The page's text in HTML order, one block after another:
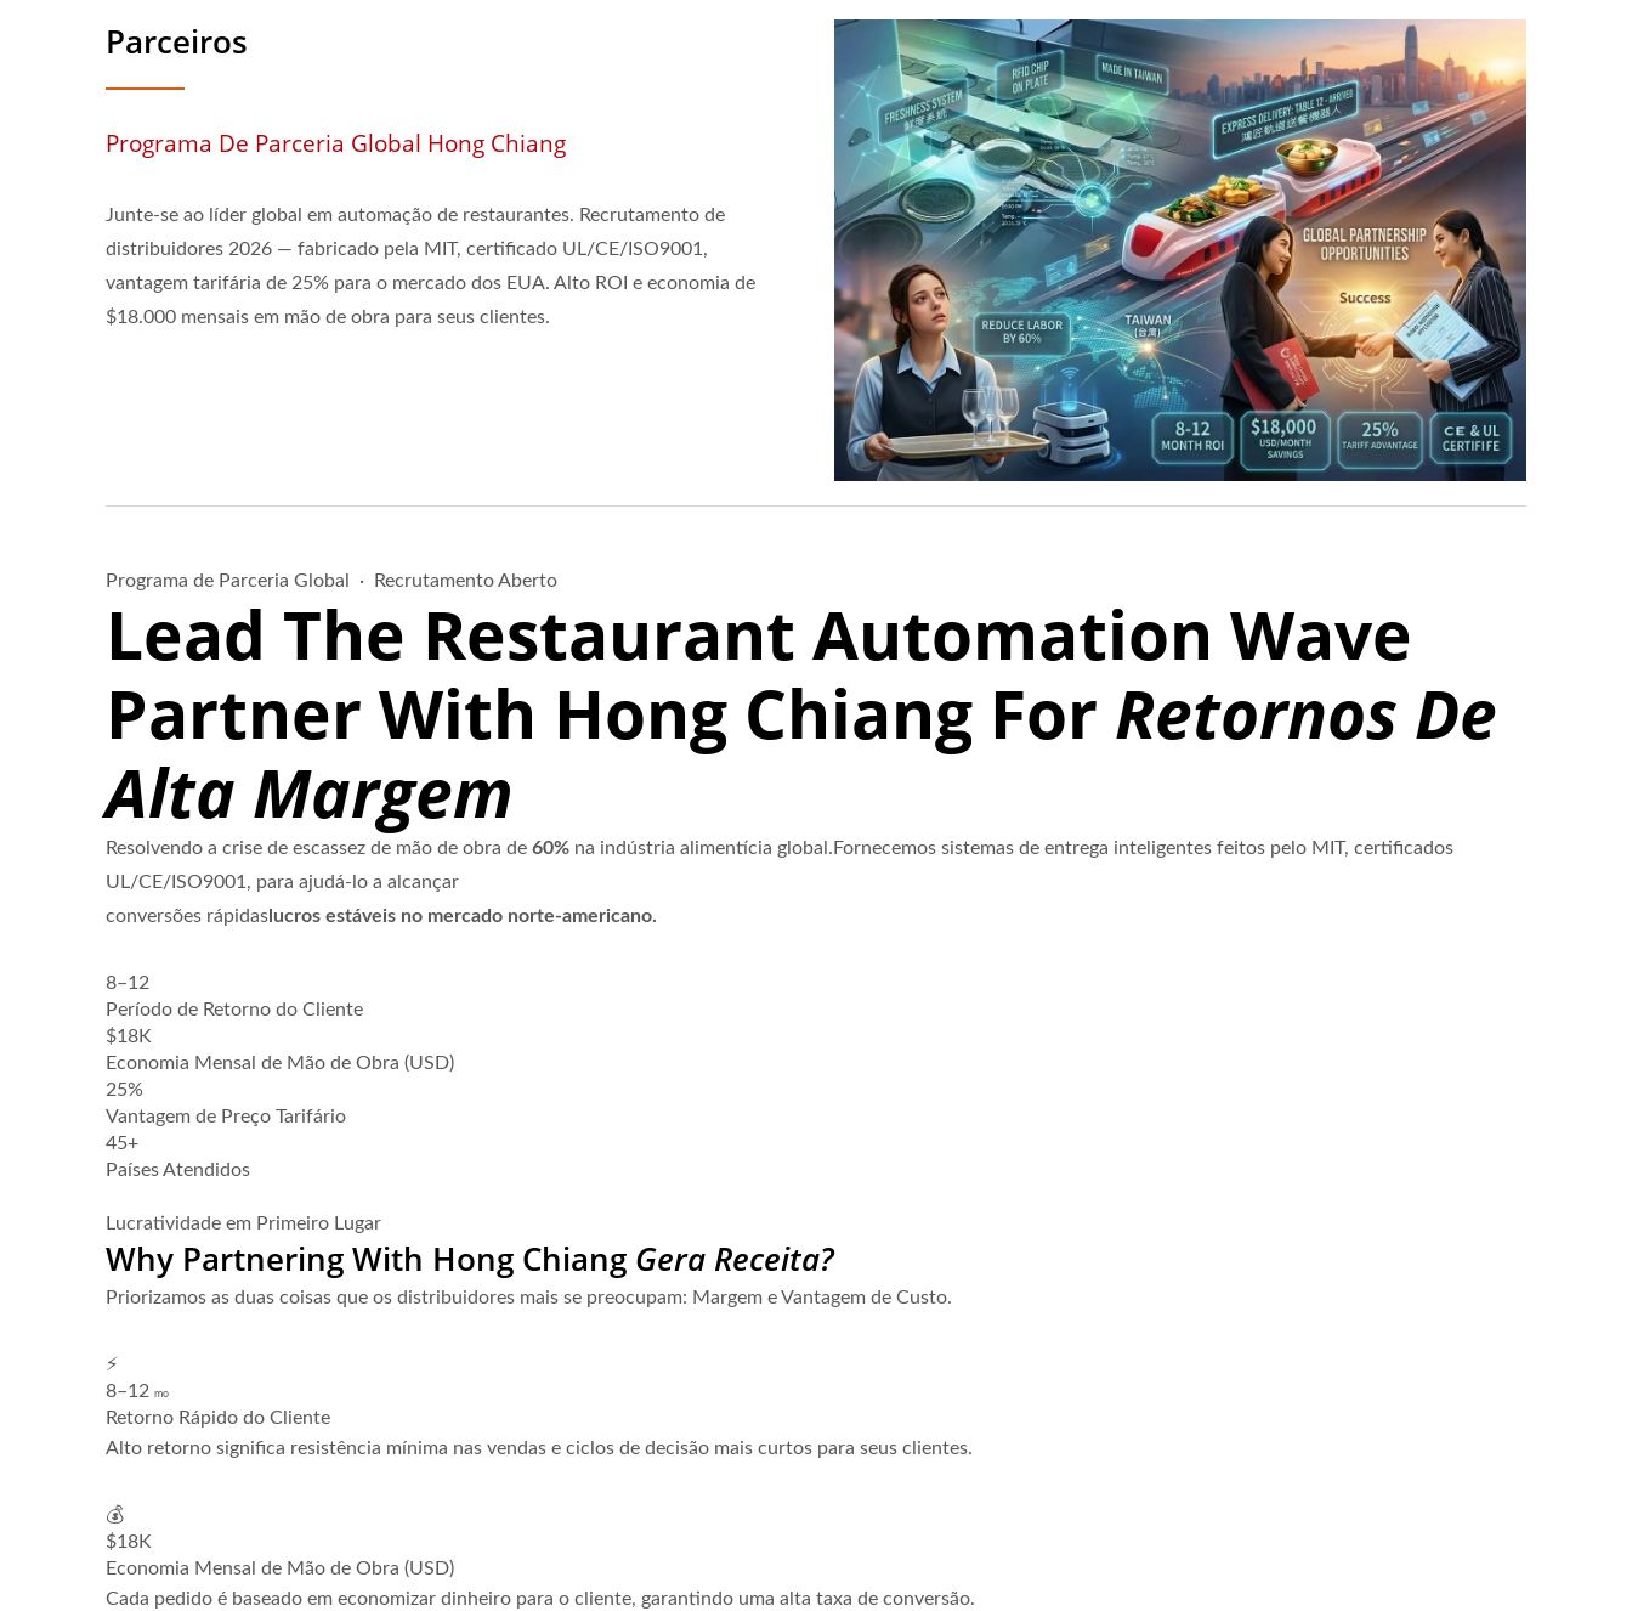
Parceiros
Programa De Parceria Global Hong Chiang
Junte-se ao líder global em automação de restaurantes. Recrutamento de
distribuidores 2026 — fabricado pela MIT, certificado UL/CE/ISO9001,
vantagem tarifária de 25% para o mercado dos EUA. Alto ROI e economia de
$18.000 mensais em mão de obra para seus clientes.
Programa de Parceria Global · Recrutamento Aberto
Lead The Restaurant Automation Wave
Partner With Hong Chiang For Retornos De
Alta Margem
Resolvendo a crise de escassez de mão de obra de 60% na indústria alimentícia global.Fornecemos sistemas de entrega inteligentes feitos pelo MIT, certificados
UL/CE/ISO9001, para ajudá-lo a alcançar
conversões rápidas lucros estáveis no mercado norte-americano.
8–12
Período de Retorno do Cliente
$18K
Economia Mensal de Mão de Obra (USD)
25%
Vantagem de Preço Tarifário
45+
Países Atendidos
Lucratividade em Primeiro Lugar
Why Partnering With Hong Chiang Gera Receita?
Priorizamos as duas coisas que os distribuidores mais se preocupam: Margem e Vantagem de Custo.
⚡
8–12 mo
Retorno Rápido do Cliente
Alto retorno significa resistência mínima nas vendas e ciclos de decisão mais curtos para seus clientes.
💰
$18K
Economia Mensal de Mão de Obra (USD)
Cada pedido é baseado em economizar dinheiro para o cliente, garantindo uma alta taxa de conversão.